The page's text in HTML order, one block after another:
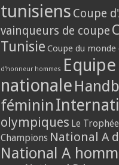
tunisiens Coupe
vainqueurs de coupe
Tunisie Coupe du monde
d'honneur hommes Equipe
nationale
féminin
olympiques Le
Champions National A
National A